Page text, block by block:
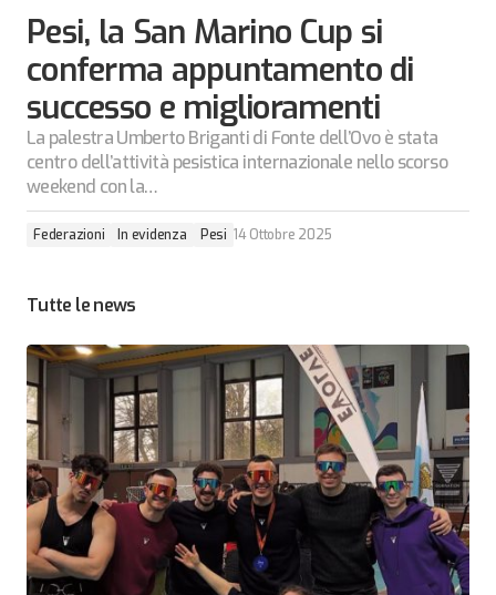
Pesi, la San Marino Cup si
conferma appuntamento di
successo e miglioramenti
La palestra Umberto Briganti di Fonte dell’Ovo è stata
centro dell’attività pesistica internazionale nello scorso
weekend con la…
Federazioni In evidenza Pesi 14 Ottobre 2025
Tutte le news